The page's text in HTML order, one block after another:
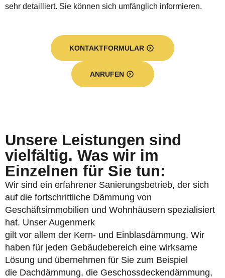
sehr detailliert. Sie können sich umfänglich informieren.
KONTAKTFORMULAR
ANRUFEN
Unsere Leistungen sind
vielfältig. Was wir im
Einzelnen für Sie tun:
Wir sind ein erfahrener Sanierungsbetrieb, der sich
auf die fortschrittliche Dämmung von
Geschäftsimmobilien und Wohnhäusern spezialisiert
hat. Unser Augenmerk
gilt vor allem der Kern- und Einblasdämmung. Wir
haben für jeden Gebäudebereich eine wirksame
Lösung und übernehmen für Sie zum Beispiel
die Dachdämmung, die Geschossdeckendämmung,